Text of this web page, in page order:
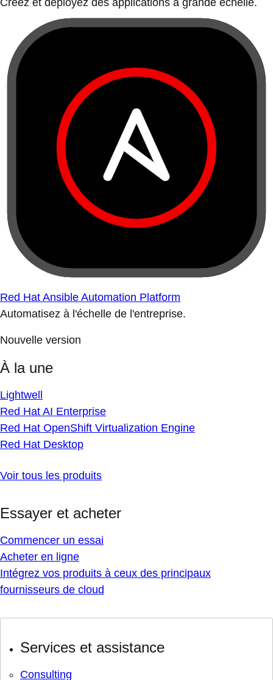
Créez et déployez des applications à grande échelle.
Red Hat Ansible Automation Platform
Automatisez à l'échelle de l'entreprise.
Nouvelle version
À la une
Lightwell
Red Hat AI Enterprise
Red Hat OpenShift Virtualization Engine
Red Hat Desktop
Voir tous les produits
Essayer et acheter
Commencer un essai
Acheter en ligne
Intégrez vos produits à ceux des principaux
fournisseurs de cloud
Services et assistance
Consulting